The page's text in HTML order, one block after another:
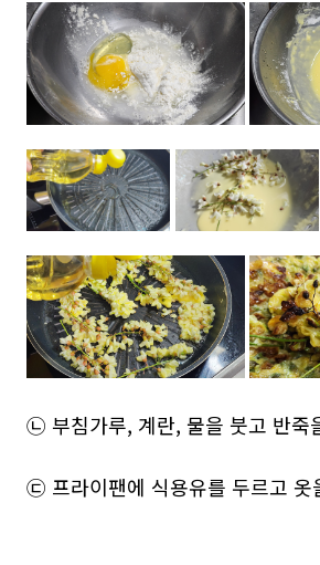
㉡ 부침가루, 계란, 물을 붓고 반죽
㉢ 프라이팬에 식용유를 두르고 옷